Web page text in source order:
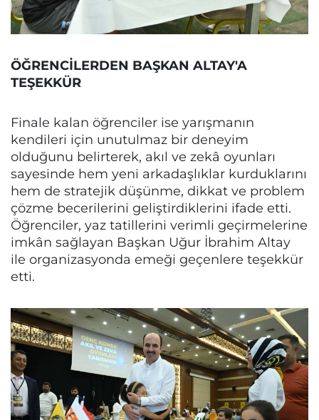
ÖĞRENCİLERDEN BAŞKAN ALTAY'A
TEŞEKKÜR
Finale kalan öğrenciler ise yarışmanın
kendileri için unutulmaz bir deneyim
olduğunu belirterek, akıl ve zekâ oyunları
sayesinde hem yeni arkadaşlıklar kurduklarını
hem de stratejik düşünme, dikkat ve problem
çözme becerilerini geliştirdiklerini ifade etti.
Öğrenciler, yaz tatillerini verimli geçirmelerine
imkân sağlayan Başkan Uğur İbrahim Altay
ile organizasyonda emeği geçenlere teşekkür
etti.